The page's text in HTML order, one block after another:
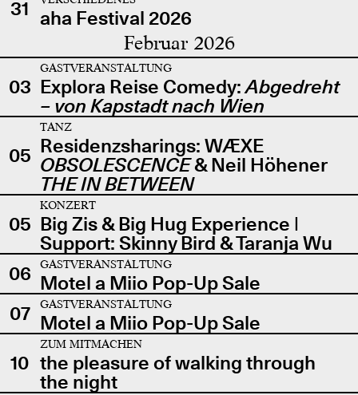
31 aha Festival 2026
Februar 2026
03
GASTVERANSTALTUNG
Explora Reise Comedy:Abgedreht
– von Kapstadt nach Wien
05
TANZ
Residenzsharings: WÆXE
OBSOLESCENCE& Neil Höhener
THE IN BETWEEN
05
KONZERT
Big Zis & Big Hug Experience |
Support: Skinny Bird & Taranja Wu
06
GASTVERANSTALTUNG
Motel a Miio Pop-Up Sale
07
GASTVERANSTALTUNG
Motel a Miio Pop-Up Sale
10
ZUM MITMACHEN
the pleasure of walking through
the night